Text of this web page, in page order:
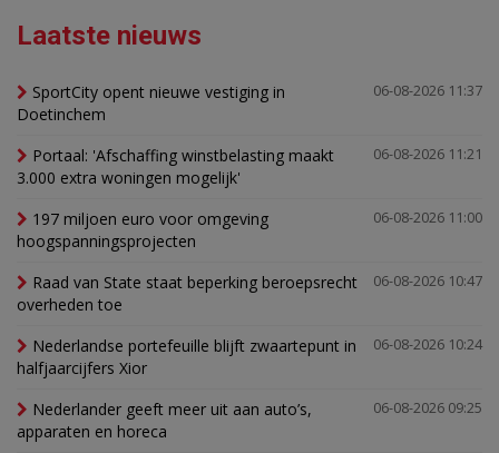
Laatste nieuws
06-08-2026 11:37
SportCity opent nieuwe vestiging in
Doetinchem
06-08-2026 11:21
Portaal: 'Afschaffing winstbelasting maakt
3.000 extra woningen mogelijk'
06-08-2026 11:00
197 miljoen euro voor omgeving
hoogspanningsprojecten
06-08-2026 10:47
Raad van State staat beperking beroepsrecht
overheden toe
06-08-2026 10:24
Nederlandse portefeuille blijft zwaartepunt in
halfjaarcijfers Xior
06-08-2026 09:25
Nederlander geeft meer uit aan auto’s,
apparaten en horeca